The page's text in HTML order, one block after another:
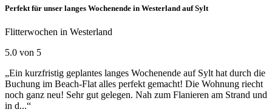
Perfekt für unser langes Wochenende in Westerland auf Sylt
Flitterwochen in Westerland
5.0 von 5
„Ein kurzfristig geplantes langes Wochenende auf Sylt hat durch die
Buchung im Beach-Flat alles perfekt gemacht! Die Wohnung riecht
noch ganz neu! Sehr gut gelegen. Nah zum Flanieren am Strand und
in d...“